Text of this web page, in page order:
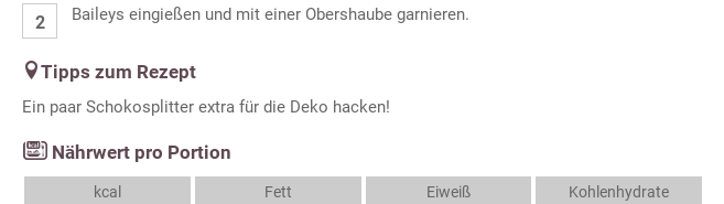
Baileys eingießen und mit einer Obershaube garnieren.
Tipps zum Rezept
Ein paar Schokosplitter extra für die Deko hacken!
Nährwert pro Portion
kcal
Fett
Eiweiß
Kohlenhydrate